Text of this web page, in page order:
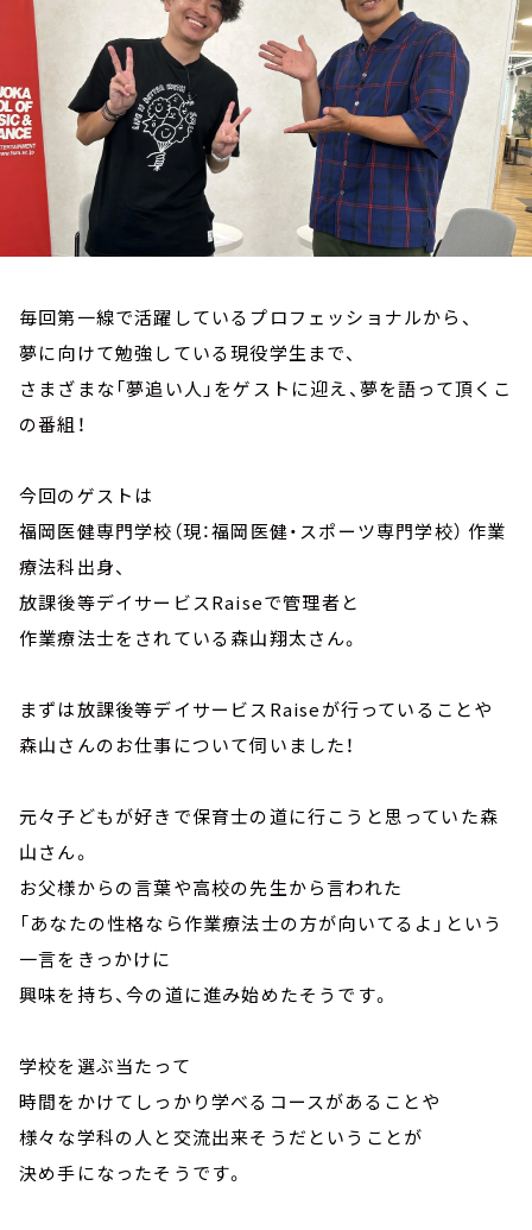
毎回第一線で活躍しているプロフェッショナルから、
夢に向けて勉強している現役学生まで、
さまざまな「夢追い人」をゲストに迎え、夢を語って頂くこ
の番組！
今回のゲストは
福岡医健専門学校（現：福岡医健・スポーツ専門学校） 作業
療法科出身、
放課後等デイサービスRaiseで管理者と
作業療法士をされている森山翔太さん。
まずは放課後等デイサービスRaiseが行っていることや
森山さんのお仕事について伺いました！
元々子どもが好きで保育士の道に行こうと思っていた森
山さん。
お父様からの言葉や高校の先生から言われた
「あなたの性格なら作業療法士の方が向いてるよ」という
一言をきっかけに
興味を持ち、今の道に進み始めたそうです。
学校を選ぶ当たって
時間をかけてしっかり学べるコースがあることや
様々な学科の人と交流出来そうだということが
決め手になったそうです。